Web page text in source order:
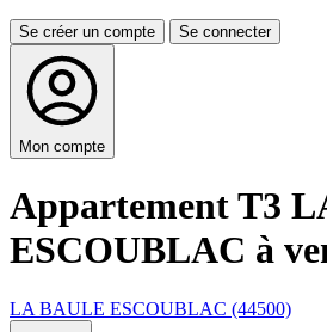
Se créer un compte Se connecter
Mon compte
Appartement T3
ESCOUBLAC à
LA BAULE ESCOUBLAC (44500)